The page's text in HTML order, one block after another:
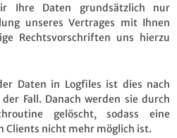
Ihre Daten grundsätzlich nur
unseres Vertrages mit Ihnen
Rechtsvorschriften uns hierzu
Daten in Logfiles ist dies nach
Fall. Danach werden sie durch
gelöscht, sodass eine
Clients nicht mehr möglich ist.